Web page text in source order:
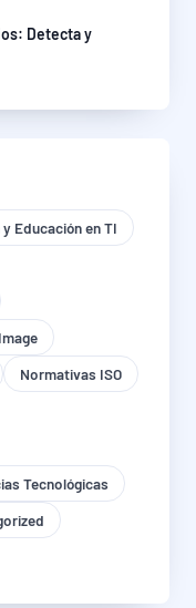
Detecta y
Educación en TI
Image
Normativas ISO
Tecnológicas